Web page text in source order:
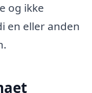
og ikke
en eller anden